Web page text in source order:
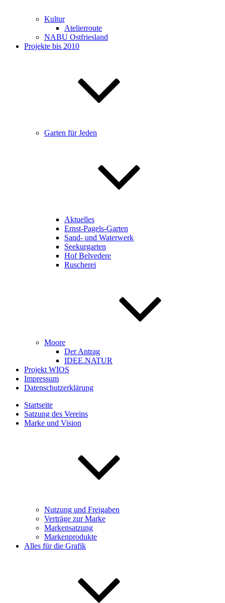
Kultur
Atelierroute
NABU Ostfriesland
Projekte bis 2010
Garten für Jeden
Aktuelles
Ernst-Pagels-Garten
Sand- und Waterwerk
Seekurgarten
Hof Belvedere
Ruscherei
Moore
Der Antrag
IDEE.NATUR
Projekt WIOS
Impressum
Datenschutzerklärung
Startseite
Satzung des Vereins
Marke und Vision
Nutzung und Freigaben
Verträge zur Marke
Markensatzung
Markenprodukte
Alles für die Grafik